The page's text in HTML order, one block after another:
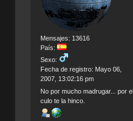
Mensajes: 13616
País:
Sexo:
Fecha de registro: Mayo 06,
2007, 13:02:16 pm
No por mucho madrugar... por el
culo te la hinco.